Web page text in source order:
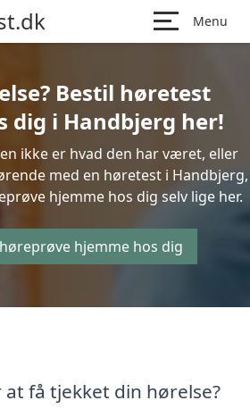
Menu
Bestil høretest
dig i Handbjerg her!
ikke er hvad den har været, eller
med en høretest i Handbjerg,
hjemme hos dig selv lige her.
hjemme hos dig
få tjekket din hørelse?